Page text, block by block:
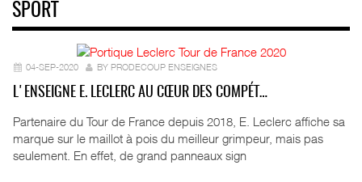
SPORT
04-SEP-2020 BY PRODECOUP ENSEIGNES
L'ENSEIGNE E. LECLERC AU CŒUR DES COMPÉT…
Partenaire du Tour de France depuis 2018, E. Leclerc affiche sa
marque sur le maillot à pois du meilleur grimpeur, mais pas
seulement. En effet, de grand panneaux sign